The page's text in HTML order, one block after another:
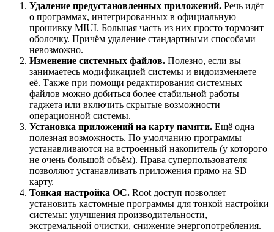
Удаление предустановленных приложений. Речь идёт
о программах, интегрированных в официальную
прошивку MIUI. Большая часть из них просто тормозит
оболочку. Причём удаление стандартными способами
невозможно.
Изменение системных файлов. Полезно, если вы
занимаетесь модификацией системы и видоизменяете
её. Также при помощи редактирования системных
файлов можно добиться более стабильной работы
гаджета или включить скрытые возможности
операционной системы.
Установка приложений на карту памяти. Ещё одна
полезная возможность. По умолчанию программы
устанавливаются на встроенный накопитель (у которого
не очень большой объём). Права суперпользователя
позволяют устанавливать приложения прямо на SD
карту.
Тонкая настройка ОС. Root доступ позволяет
установить кастомные программы для тонкой настройки
системы: улучшения производительности,
экстремальной очистки, снижение энергопотребления.